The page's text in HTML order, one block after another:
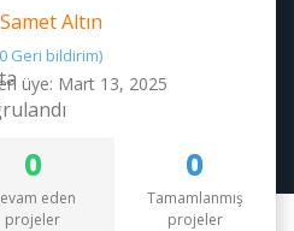
Samet Altın
Geri bildirim)
üye: Mart 13, 2025
0
eden
projeler
0
Tamamlanmış
projeler